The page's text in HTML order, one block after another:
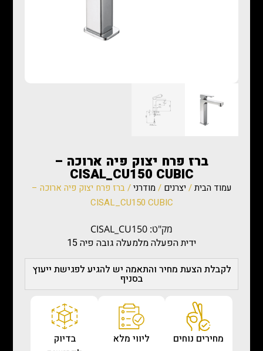
ברז פרח יצוק פיה ארוכה –
CISAL_CU150 CUBIC
עמוד הבית/ יצרנים / מודרני/ ברז פרח יצוק פיה ארוכה –
CISAL_CU150 CUBIC
מק"ט: CISAL_CU150
ידית הפעלה מלמעלה גובה פיה 15
לקבלת הצעת מחיר והתאמה יש להגיע לפגישת ייעוץ
בסניף
מחירים נוחים ליווי מלא
בדיוק